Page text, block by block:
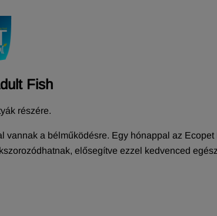
Fish
részére.
a bélműködésre. Egy hónappal az
elősegítve ezzel kedvenced